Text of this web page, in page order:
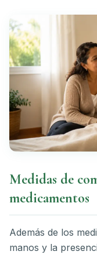
Medidas de
medicamentos
Además de los
manos y la